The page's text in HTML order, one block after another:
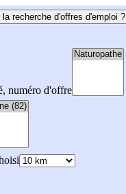
la recherche d'offres d'emploi ?
numéro d'offre